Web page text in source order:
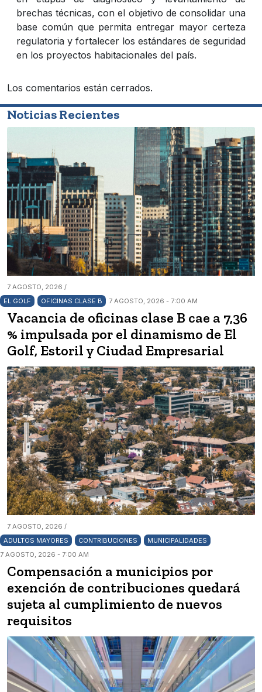
brechas técnicas, con el objetivo de consolidar una
base común que permita entregar mayor certeza
regulatoria y fortalecer los estándares de seguridad
en los proyectos habitacionales del país.
Los comentarios están cerrados.
Noticias Recientes
7 AGOSTO, 2026 /
EL GOLF
OFICINAS CLASE B 7 AGOSTO, 2026 - 7:00 AM
Vacancia de oficinas clase B cae a 7,36
% impulsada por el dinamismo de El
Golf, Estoril y Ciudad Empresarial
7 AGOSTO, 2026 /
ADULTOS MAYORES
CONTRIBUCIONES
MUNICIPALIDADES
7 AGOSTO, 2026 - 7:00 AM
Compensación a municipios por
exención de contribuciones quedará
sujeta al cumplimiento de nuevos
requisitos